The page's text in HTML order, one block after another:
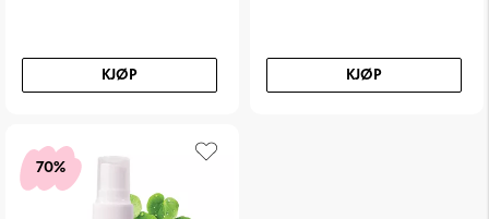
KJØP KJØP
70%